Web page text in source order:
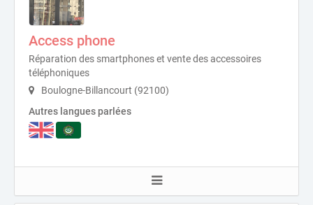
Access phone
Réparation des smartphones et vente des accessoires
téléphoniques
Boulogne-Billancourt (92100)
Autres langues parlées